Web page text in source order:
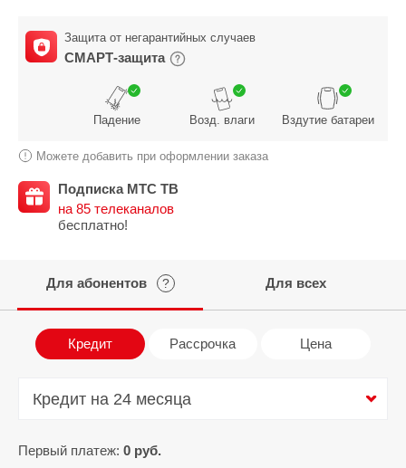
Защита от негарантийных случаев
СМАРТ-защита
Падение Возд. влаги Вздутие батареи
Можете добавить при оформлении заказа
Подписка МТС ТВ
на 85 телеканалов
бесплатно!
Для абонентов ? Для всех
Кредит Рассрочка Цена
Кредит на 24 месяца
Первый платеж: 0 руб.
Кредит на 24 месяца